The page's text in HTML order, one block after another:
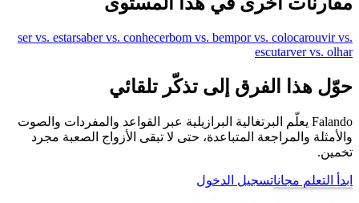
ser vs. estarsaber vs. conhecerbom vs. bempor vs. colocarouvir vs.
escutarver vs. olhar
حوّل هذا الفرق إلى تذكّر تلقائي
Falando يعلّم البرتغالية البرازيلية عبر القواعد والمفردات والصوت
والأمثلة والمراجعة المتباعدة، حتى لا تبقى الأزواج الصعبة مجرد
تخمين.
ابدأ التعلم مجاناتسجيل الدخول